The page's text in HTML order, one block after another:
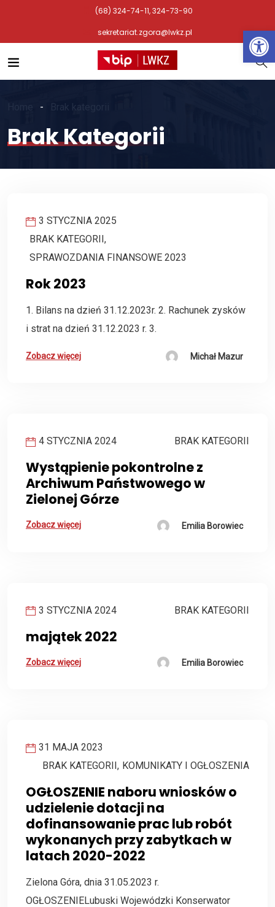
(68) 324-74-11, 324-73-90
sekretariat.zgora@lwkz.pl
Brak kategorii
Brak Kategorii
3 STYCZNIA 2025
BRAK KATEGORII,
SPRAWOZDANIA FINANSOWE 2023
Rok 2023
1. Bilans na dzień 31.12.2023r. 2. Rachunek zysków
i strat na dzień 31.12.2023 r. 3.
Zobacz więcej Michał Mazur
4 STYCZNIA 2024 BRAK KATEGORII
Wystąpienie pokontrolne z
Archiwum Państwowego w
Zielonej Górze
Zobacz więcej Emilia Borowiec
3 STYCZNIA 2024 BRAK KATEGORII
majątek 2022
Zobacz więcej Emilia Borowiec
31 MAJA 2023
BRAK KATEGORII, KOMUNIKATY I OGŁOSZENIA
OGŁOSZENIE naboru wniosków o
udzielenie dotacji na
dofinansowanie prac lub robót
wykonanych przy zabytkach w
latach 2020-2022
Zielona Góra, dnia 31.05.2023 r.
OGŁOSZENIELubuski Wojewódzki Konserwator